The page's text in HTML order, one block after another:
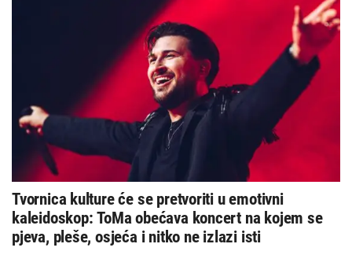
Tvornica kulture će se pretvoriti u emotivni
kaleidoskop: ToMa obećava koncert na kojem se
pjeva, pleše, osjeća i nitko ne izlazi isti